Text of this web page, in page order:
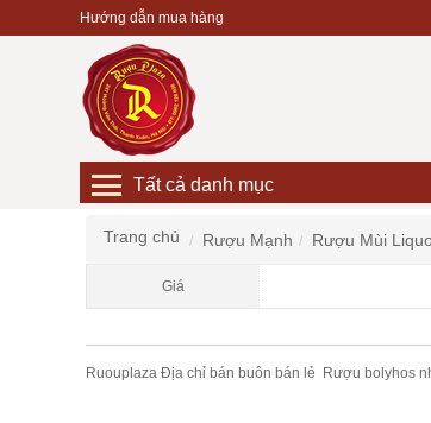
Hướng dẫn mua hàng
Tất cả danh mục
Trang chủ Rượu Mạnh Rượu Mùi
Giá
Ruouplaza Địa chỉ bán buôn bán lẻ Rượu bolyhos